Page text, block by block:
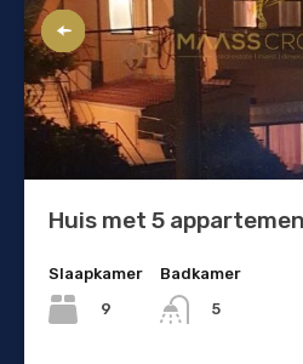
Huis met 5
Slaapkamer
9
Badkamer
5